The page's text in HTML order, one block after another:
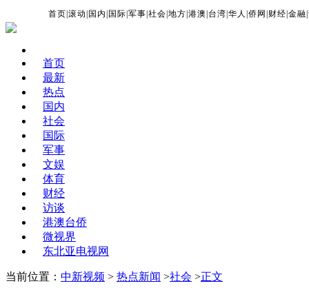
首页 |滚动 国内 国际 |军事 |社会 |地方 |港澳 台湾 |华人 |侨网 财经 |金融 |
首页
最新
热点
国内
社会
国际
军事
文娱
体育
财经
访谈
港澳台侨
微视界
东北亚电视网
当前位置： 中新视频 > 热点新闻 >社会 >正文